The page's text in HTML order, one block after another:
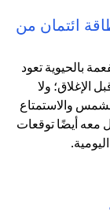
ائتمان من
بالحيوية تعود
الإغلاق؛ ولا
والاستمتاع
معه أيضًا توقعات